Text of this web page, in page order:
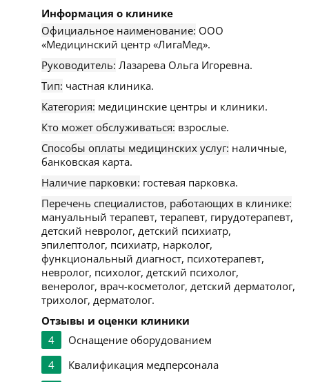
Информация о клинике
Официальное наименование: ООО
«Медицинский центр «ЛигаМед».
Руководитель: Лазарева Ольга Игоревна.
Тип: частная клиника.
Категория: медицинские центры и клиники.
Кто может обслуживаться: взрослые.
Способы оплаты медицинских услуг: наличные,
банковская карта.
Наличие парковки: гостевая парковка.
Перечень специалистов, работающих в клинике:
мануальный терапевт, терапевт, гирудотерапевт,
детский невролог, детский психиатр,
эпилептолог, психиатр, нарколог,
функциональный диагност, психотерапевт,
невролог, психолог, детский психолог,
венеролог, врач-косметолог, детский дерматолог,
трихолог, дерматолог.
Отзывы и оценки клиники
4
Оснащение оборудованием
4
Квалификация медперсонала